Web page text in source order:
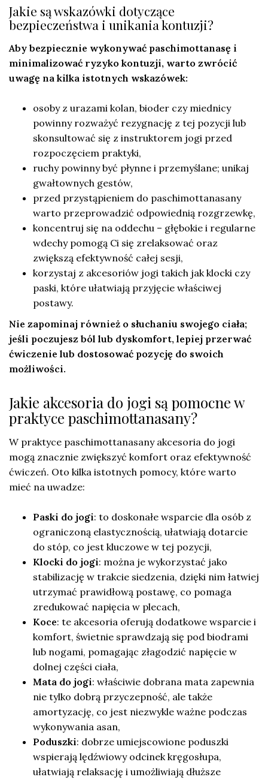
Jakie są wskazówki dotyczące
bezpieczeństwa i unikania kontuzji?
Aby bezpiecznie wykonywać paschimottanasę i
minimalizować ryzyko kontuzji, warto zwrócić
uwagę na kilka istotnych wskazówek:
osoby z urazami kolan, bioder czy miednicy
powinny rozważyć rezygnację z tej pozycji lub
skonsultować się z instruktorem jogi przed
rozpoczęciem praktyki,
ruchy powinny być płynne i przemyślane; unikaj
gwałtownych gestów,
przed przystąpieniem do paschimottanasany
warto przeprowadzić odpowiednią rozgrzewkę,
koncentruj się na oddechu – głębokie i regularne
wdechy pomogą Ci się zrelaksować oraz
zwiększą efektywność całej sesji,
korzystaj z akcesoriów jogi takich jak klocki czy
paski, które ułatwiają przyjęcie właściwej
postawy.
Nie zapominaj również o słuchaniu swojego ciała;
jeśli poczujesz ból lub dyskomfort, lepiej przerwać
ćwiczenie lub dostosować pozycję do swoich
możliwości.
Jakie akcesoria do jogi są pomocne w
praktyce paschimottanasany?
W praktyce paschimottanasany akcesoria do jogi
mogą znacznie zwiększyć komfort oraz efektywność
ćwiczeń. Oto kilka istotnych pomocy, które warto
mieć na uwadze:
Paski do jogi: to doskonałe wsparcie dla osób z
ograniczoną elastycznością, ułatwiają dotarcie
do stóp, co jest kluczowe w tej pozycji,
Klocki do jogi: można je wykorzystać jako
stabilizację w trakcie siedzenia, dzięki nim łatwiej
utrzymać prawidłową postawę, co pomaga
zredukować napięcia w plecach,
Koce: te akcesoria oferują dodatkowe wsparcie i
komfort, świetnie sprawdzają się pod biodrami
lub nogami, pomagając złagodzić napięcie w
dolnej części ciała,
Mata do jogi: właściwie dobrana mata zapewnia
nie tylko dobrą przyczepność, ale także
amortyzację, co jest niezwykle ważne podczas
wykonywania asan,
Poduszki: dobrze umiejscowione poduszki
wspierają lędźwiowy odcinek kręgosłupa,
ułatwiają relaksację i umożliwiają dłuższe